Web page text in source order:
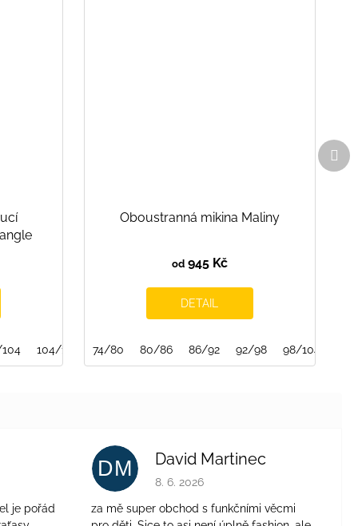
104/110 110/116 116/122 122/128 128/134
Oboustranná mikina Maliny
od 945 Kč
DETAIL
74/80 80/86 86/92 92/98 98/104
4 z 5 hvězdiček.
je pořád
DM David Martinec
Hodnocení obchodu je 5 z 5 hvězdiček.
8. 6. 2026
za mě super obchod s funkčními věcmi